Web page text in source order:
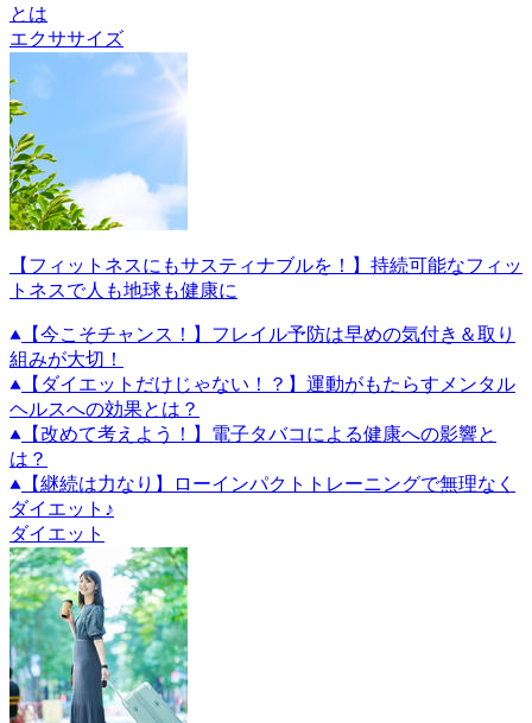
とは
エクササイズ
【フィットネスにもサスティナブルを！】持続可能なフィッ
トネスで人も地球も健康に
【今こそチャンス！】フレイル予防は早めの気付き＆取り
組みが大切！
【ダイエットだけじゃない！？】運動がもたらすメンタル
ヘルスへの効果とは？
【改めて考えよう！】電子タバコによる健康への影響と
は？
【継続は力なり】ローインパクトトレーニングで無理なく
ダイエット♪
ダイエット